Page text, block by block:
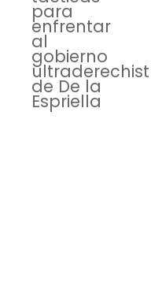
para
enfrentar
al
gobierno
ultraderechista
de De la
Espriella